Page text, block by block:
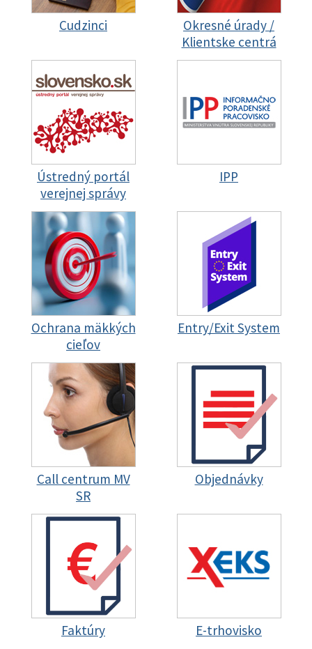
Cudzinci
Okresné úrady /
Klientske centrá
Ústredný portál
verejnej správy
IPP
Ochrana mäkkých
cieľov
Entry/Exit System
Call centrum MV
SR
Objednávky
Faktúry E-trhovisko